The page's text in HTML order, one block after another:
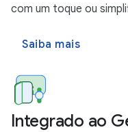
com um toque ou
Saiba mais
Integrado ao